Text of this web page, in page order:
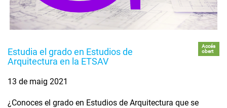
Estudia el grado en Estudios de
Arquitectura en la ETSAV
Accés
obert
13 de maig 2021
¿Conoces el grado en Estudios de Arquitectura que se